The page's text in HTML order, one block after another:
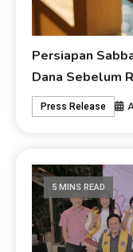
Persiapan
Dana Sebelum
Press Release
5 MINS READ